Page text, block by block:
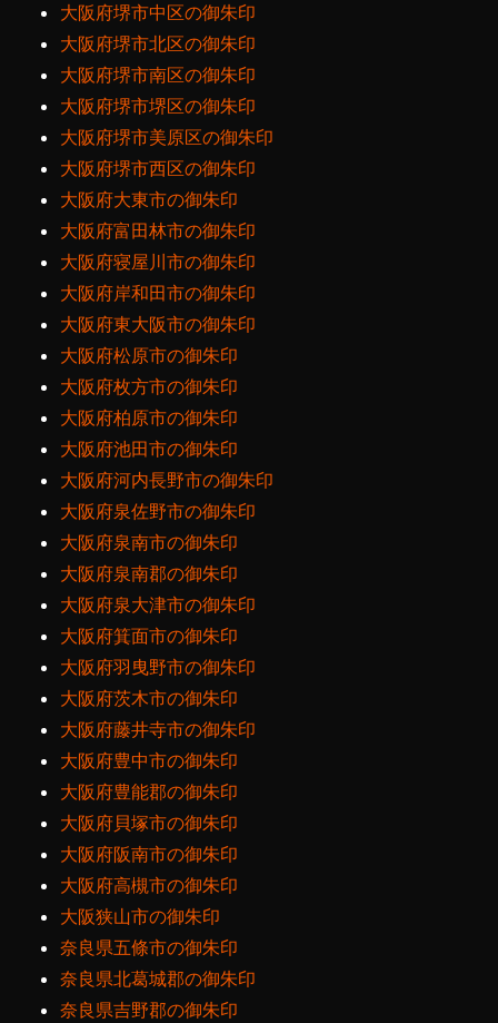
大阪府堺市中区の御朱印
大阪府堺市北区の御朱印
大阪府堺市南区の御朱印
大阪府堺市堺区の御朱印
大阪府堺市美原区の御朱印
大阪府堺市西区の御朱印
大阪府大東市の御朱印
大阪府富田林市の御朱印
大阪府寝屋川市の御朱印
大阪府岸和田市の御朱印
大阪府東大阪市の御朱印
大阪府松原市の御朱印
大阪府枚方市の御朱印
大阪府柏原市の御朱印
大阪府池田市の御朱印
大阪府河内長野市の御朱印
大阪府泉佐野市の御朱印
大阪府泉南市の御朱印
大阪府泉南郡の御朱印
大阪府泉大津市の御朱印
大阪府箕面市の御朱印
大阪府羽曳野市の御朱印
大阪府茨木市の御朱印
大阪府藤井寺市の御朱印
大阪府豊中市の御朱印
大阪府豊能郡の御朱印
大阪府貝塚市の御朱印
大阪府阪南市の御朱印
大阪府高槻市の御朱印
大阪狭山市の御朱印
奈良県五條市の御朱印
奈良県北葛城郡の御朱印
奈良県吉野郡の御朱印